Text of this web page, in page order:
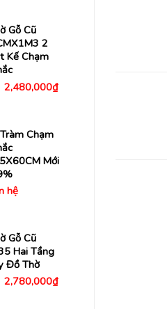
Gỗ Cũ
2
Kế Chạm
Giá
gốc
2,480,000₫Giá
Chạm
Mới
hệ
Gỗ Cũ
Hai Tầng
Đồ Thờ
Giá
gốc
2,780,000₫Giá